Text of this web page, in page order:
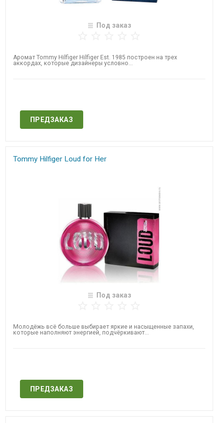
Под заказ
Аромат Tommy Hilfiger Hilfiger Est. 1985​ построен на трех
аккордах, которые дизайнеры условно...
ПРЕДЗАКАЗ
Tommy Hilfiger Loud for Her
Под заказ
Молодёжь всё больше выбирает яркие и насыщенные запахи,
которые наполняют энергией, подчёркивают...
ПРЕДЗАКАЗ